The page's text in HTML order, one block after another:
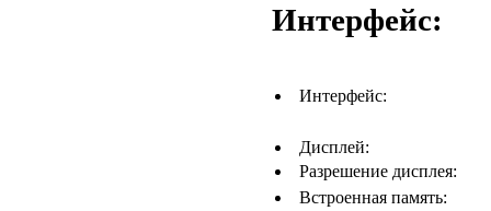
Интерфейс:
Интерфейс:
Дисплей:
Разрешение дисплея:
Встроенная память: